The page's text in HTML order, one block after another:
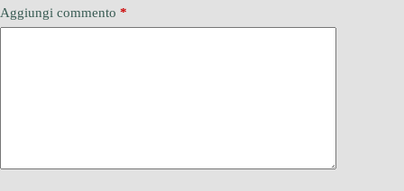
Aggiungi commento *